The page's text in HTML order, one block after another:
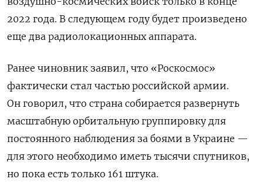
2022 года. В следующем году будет произведено
еще два радиолокационных аппарата.
Ранее чиновник заявил, что «Роскосмос»
фактически стал частью российской армии.
Он говорил, что страна собирается развернуть
масштабную орбитальную группировку для
постоянного наблюдения за боями в Украине —
для этого необходимо иметь тысячи спутников,
но пока есть только 161 штука.